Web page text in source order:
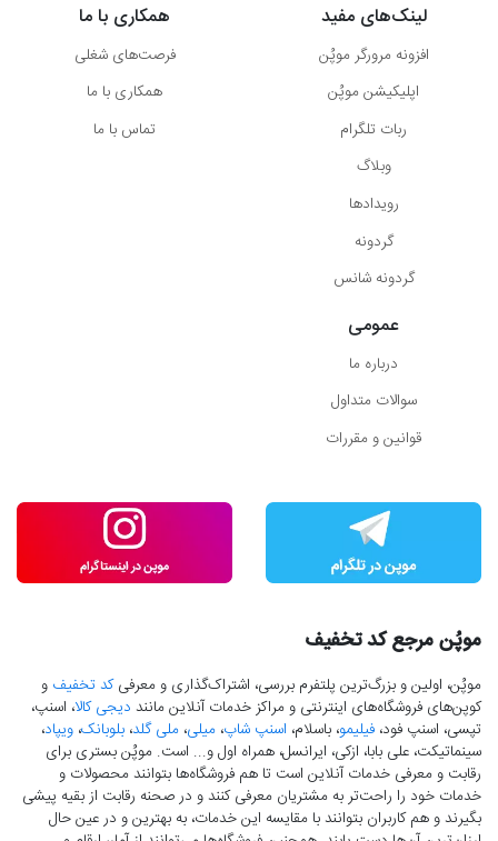
لینک‌های مفید
افزونه مرورگر موپُن
اپلیکیشن موپُن
ربات تلگرام
وبلاگ
رویدادها
گردونه
گردونه شانس
همکاری با ما
فرصت‌های شغلی
همکاری با ما
تماس با ما
عمومی
درباره ما
سوالات متداول
قوانین و مقررات
موپُن مرجع کد تخفیف
موپُن، اولین و بزرگ‌ترین پلتفرم بررسی، اشتراک‌گذاری و معرفیکد تخفیف و
کوپن‌های فروشگاه‌های اینترنتی و مراکز خدمات آنلاین مانند دیجی کالا، اسنپ،
تپسی، اسنپ فود، فیلیمو، باسلام، اسنپ شاپ، میلی، ملی گلد، بلوبانک، ویپاد،
سینماتیکت، علی بابا، ازکی، ایرانسل، همراه اول و... است. موپُن بستری برای
رقابت و معرفی خدمات آنلاین است تا هم فروشگاه‌ها بتوانند محصولات و
خدمات خود را راحت‌تر به مشتریان معرفی کنند و در صحنه رقابت از بقیه پیشی
بگیرند و هم کاربران بتوانند با مقایسه این خدمات، به بهترین و در عین حال